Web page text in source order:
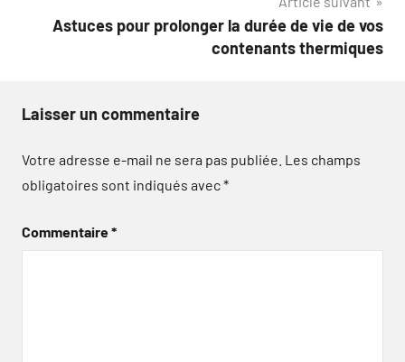
Astuces pour prolonger la durée de vie de vos
contenants thermiques
Laisser un commentaire
Votre adresse e-mail ne sera pas publiée. Les champs
obligatoires sont indiqués avec*
Commentaire*